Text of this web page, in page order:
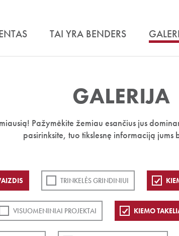
TAI YRA BENDERS
GALERIJA
Pažymėkite žemiau esančius jus
pasirinksite, tuo tikslesnę informaciją jums
TRINKELĖS GRINDINIUI
VISUOMENINIAI PROJEKTAI KIEMO